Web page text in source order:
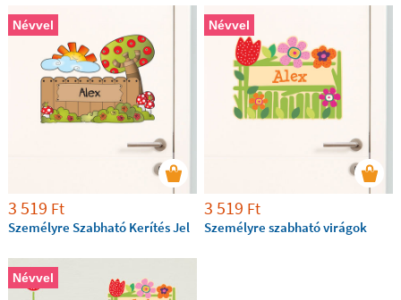
Névvel
3 519 Ft
Személyre Szabható Kerítés Jel
Névvel
3 519 Ft
Személyre szabható virágok
Névvel